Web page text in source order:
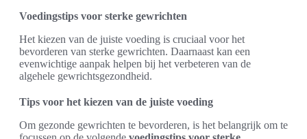
Voedingstips voor sterke gewrichten
Het kiezen van de juiste voeding is cruciaal voor het
bevorderen van sterke gewrichten. Daarnaast kan een
evenwichtige aanpak helpen bij het verbeteren van de
algehele gewrichtsgezondheid.
Tips voor het kiezen van de juiste voeding
Om gezonde gewrichten te bevorderen, is het belangrijk om te